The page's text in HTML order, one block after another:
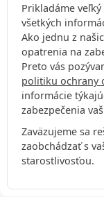
Prikladáme
všetkých
Ako jednu z
opatrenia na
Preto vás
politiku ochrany
informácie
zabezpečenia
Zaväzujeme sa
zaobchádzať s
starostlivosťou.